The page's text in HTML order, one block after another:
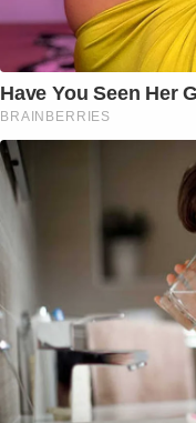
Have You Seen Her
BRAINBERRIES